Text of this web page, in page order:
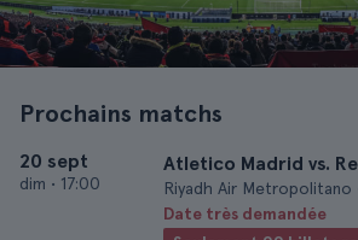
Prochains matchs
20 sept
dim • 17:00
Atletico Madrid vs.
Riyadh Air Metropolitano
Date très demandée